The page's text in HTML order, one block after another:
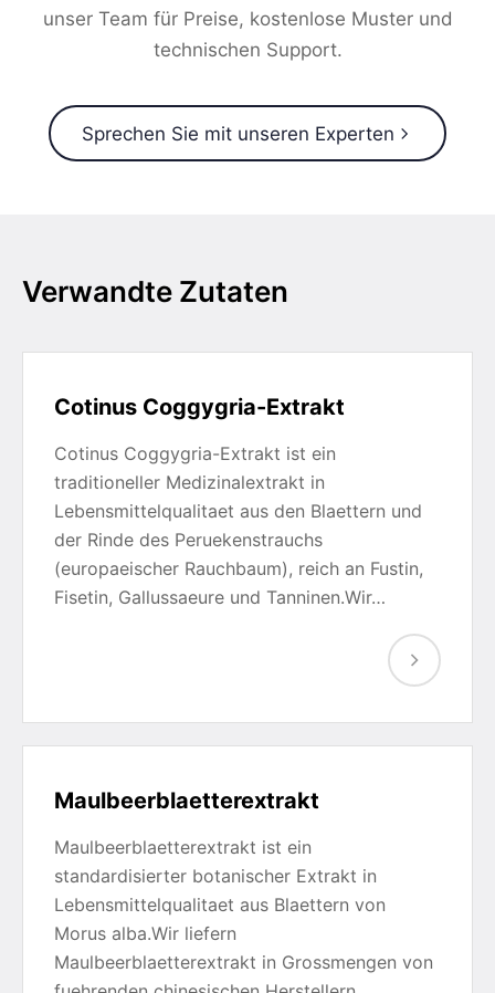
unser Team für Preise, kostenlose Muster und
technischen Support.
Sprechen Sie mit unseren Experten
Verwandte Zutaten
Cotinus Coggygria-Extrakt
Cotinus Coggygria-Extrakt ist ein
traditioneller Medizinalextrakt in
Lebensmittelqualitaet aus den Blaettern und
der Rinde des Peruekenstrauchs
(europaeischer Rauchbaum), reich an Fustin,
Fisetin, Gallussaeure und Tanninen.Wir…
Maulbeerblaetterextrakt
Maulbeerblaetterextrakt ist ein
standardisierter botanischer Extrakt in
Lebensmittelqualitaet aus Blaettern von
Morus alba.Wir liefern
Maulbeerblaetterextrakt in Grossmengen von